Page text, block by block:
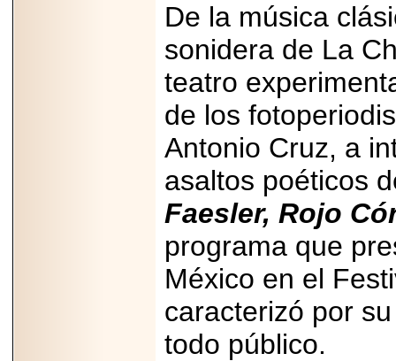
De la música
sonidera de La
teatro
de los
Antonio Cruz, a
asaltos poéticos
Faesler, Rojo
programa que
México en el
caracterizó por
todo público.